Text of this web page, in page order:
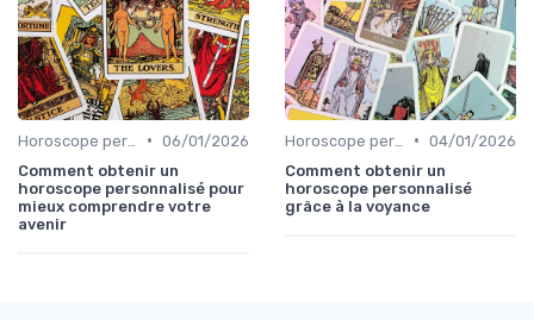
• 06/01/2026
Comment obtenir un
horoscope personnalisé pour
mieux comprendre votre
avenir
• 04/01/2026
Comment obtenir un
horoscope personnalisé
grâce à la voyance